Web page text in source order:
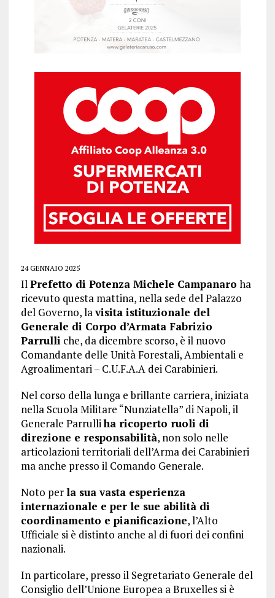
24 GENNAIO 2025
IlPrefetto di Potenza Michele Campanaro ha
ricevuto questa mattina, nella sede del Palazzo
del Governo, lavisita istituzionale del
Generale di Corpo d’Armata Fabrizio
Parrulli che, da dicembre scorso, è il nuovo
Comandante delle Unità Forestali, Ambientali e
Agroalimentari – C.U.F.A.A dei Carabinieri.
Nel corso della lunga e brillante carriera, iniziata
nella Scuola Militare “Nunziatella” di Napoli, il
Generale Parrulliha ricoperto ruoli di
direzione e responsabilità, non solo nelle
articolazioni territoriali dell’Arma dei Carabinieri
ma anche presso il Comando Generale.
Noto perla sua vasta esperienza
internazionale e per le sue abilità di
coordinamento e pianificazione, l’Alto
Ufficiale si è distinto anche al di fuori dei confini
nazionali.
In particolare, presso il Segretariato Generale del
Consiglio dell’Unione Europea a Bruxelles si è